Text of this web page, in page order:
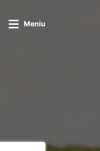
Meniu